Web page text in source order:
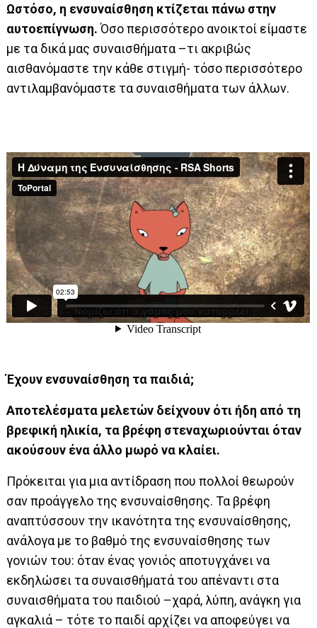
Ωστόσο, η ενσυναίσθηση κτίζεται πάνω στην
αυτοεπίγνωση.Όσο περισσότερο ανοικτοί είμαστε
με τα δικά μας συναισθήματα –τι ακριβώς
αισθανόμαστε την κάθε στιγμή- τόσο περισσότερο
αντιλαμβανόμαστε τα συναισθήματα των άλλων.
Έχουν ενσυναίσθηση τα παιδιά;
Αποτελέσματα μελετών δείχνουν ότι ήδη από τη
βρεφική ηλικία, τα βρέφη στεναχωριούνται όταν
ακούσουν ένα άλλο μωρό να κλαίει.
Πρόκειται για μια αντίδραση που πολλοί θεωρούν
σαν προάγγελο της ενσυναίσθησης. Τα βρέφη
αναπτύσσουν την ικανότητα της ενσυναίσθησης,
ανάλογα με το βαθμό της ενσυναίσθησης των
γονιών του: όταν ένας γονιός αποτυγχάνει να
εκδηλώσει τα συναισθήματά του απέναντι στα
συναισθήματα του παιδιού –χαρά, λύπη, ανάγκη για
αγκαλιά – τότε το παιδί αρχίζει να αποφεύγει να